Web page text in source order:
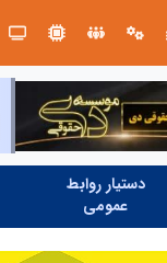
دستیار روابط
عمومی